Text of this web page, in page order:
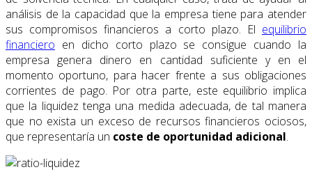
análisis de la capacidad que la empresa tiene para atender
sus compromisos financieros a corto plazo. El equilibrio
financiero en dicho corto plazo se consigue cuando la
empresa genera dinero en cantidad suficiente y en el
momento oportuno, para hacer frente a sus obligaciones
corrientes de pago. Por otra parte, este equilibrio implica
que la liquidez tenga una medida adecuada, de tal manera
que no exista un exceso de recursos financieros ociosos,
que representaría un coste de oportunidad adicional.